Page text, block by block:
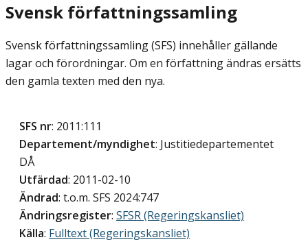
Svensk författningssamling
Svensk författningssamling (SFS) innehåller gällande
lagar och förordningar. Om en författning ändras ersätts
den gamla texten med den nya.
SFS nr: 2011:111
Departement/myndighet: Justitiedepartementet
DÅ
Utfärdad: 2011-02-10
Ändrad: t.o.m. SFS 2024:747
Ändringsregister: SFSR (Regeringskansliet)
Källa: Fulltext (Regeringskansliet)